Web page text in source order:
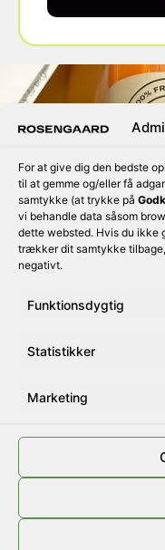
For at give dig den bedste
til at gemme og/eller få
samtykke (at trykke på
vi behandle data såsom
dette websted. Hvis du ikke
trækker dit samtykke
negativt.
Funktionsdygtig
Statistikker
Marketing
100%
Rosengaard Juice ApS
2630 Taastrup